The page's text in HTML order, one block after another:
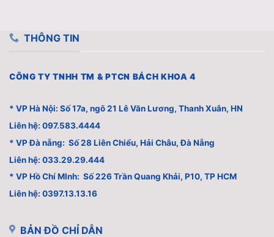
THÔNG TIN
CÔNG TY TNHH TM & PTCN BÁCH KHOA 4
* VP Hà Nội: Số 17a, ngõ 21 Lê Văn Lương, Thanh Xuân, HN
Liên hệ: 097.583.4444
* VP Đà nẵng: Số 28 Liên Chiểu, Hải Châu, Đà Nẵng
Liên hệ: 033.29.29.444
* VP Hồ Chí MInh: Số 226 Trần Quang Khải, P10, TP HCM
Liên hệ: 0397.13.13.16
BẢN ĐỒ CHỈ DẪN